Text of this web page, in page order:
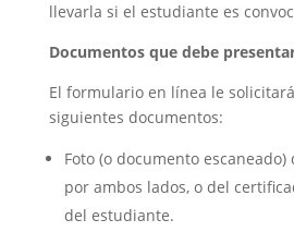
llevarla si el estudiante es
Documentos que debe
El formulario en línea le
siguientes documentos:
Foto (o documento
por ambos lados, o del
del estudiante.